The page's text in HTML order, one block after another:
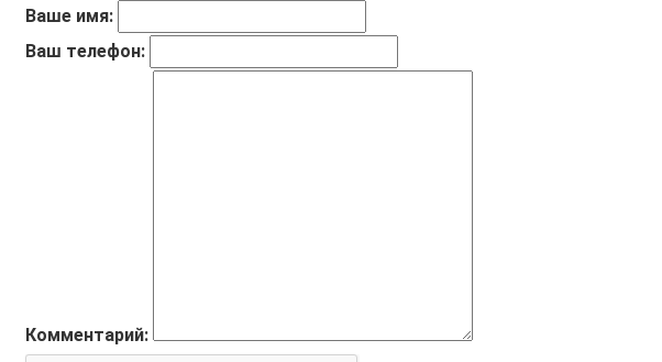
Ваше имя:
Ваш телефон:
Комментарий: